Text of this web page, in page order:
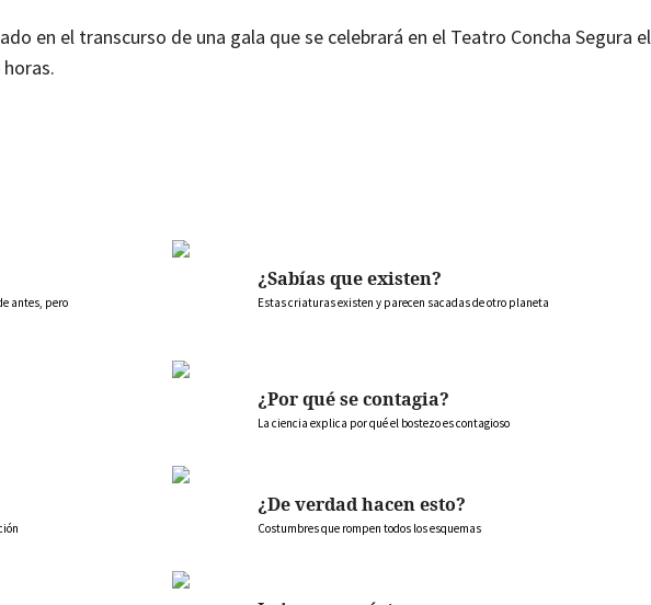
en el transcurso de una gala que se celebrará en el Teatro Concha Segura el
antes, pero
¿Sabías que existen?
Estas criaturas existen y parecen sacadas de otro planeta
¿Por qué se contagia?
La ciencia explica por qué el bostezo es contagioso
¿De verdad hacen esto?
Costumbres que rompen todos los esquemas